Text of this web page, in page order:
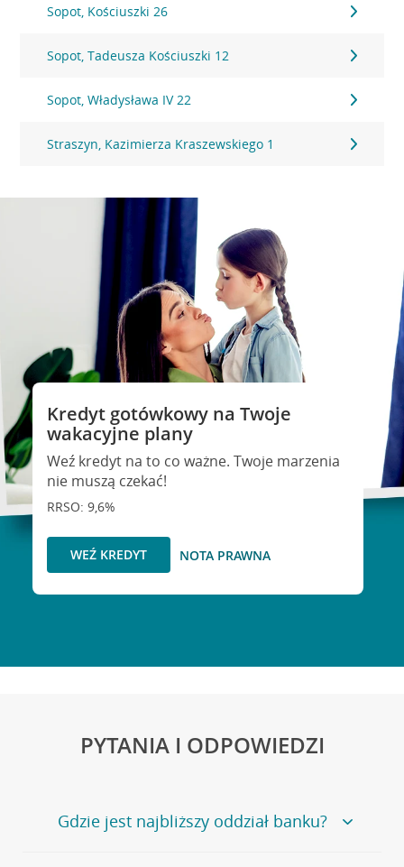
Sopot, Kościuszki 26
Sopot, Tadeusza Kościuszki 12
Sopot, Władysława IV 22
Straszyn, Kazimierza Kraszewskiego 1
Kredyt gotówkowy na Twoje
wakacyjne plany
Weź kredyt na to co ważne. Twoje marzenia
nie muszą czekać!
RRSO: 9,6%
WEŹ KREDYT NOTA PRAWNA
PYTANIA I ODPOWIEDZI
Gdzie jest najbliższy oddział banku?